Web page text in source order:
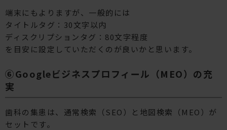
端末にもよりますが、一般的には
タイトルタグ：30文字以内
ディスクリプションタグ：80文字程度
を目安に設定していただくのが良いかと思います。
⑥Googleビジネスプロフィール（MEO）の充
実
歯科の集患は、通常検索（SEO）と地図検索（MEO）が
セットです。